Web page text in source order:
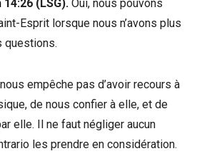
(LSG). Oui, nous pouvons
Esprit lorsque nous n’avons plus
questions.
empêche pas d’avoir recours à
de nous confier à elle, et de
elle. Il ne faut négliger aucun
les prendre en considération.